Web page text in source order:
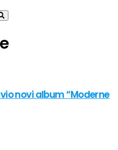
novi album “Moderne